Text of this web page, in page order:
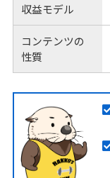
収益モデル
コンテンツの
性質